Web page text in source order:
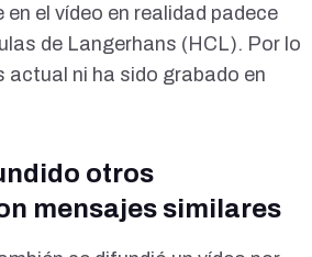
en el vídeo en realidad padece
de Langerhans (HCL). Por lo
actual ni ha sido grabado en
otros
mensajes similares